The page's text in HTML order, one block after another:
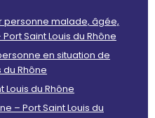
personne malade, âgée,
Saint Louis du Rhône
en situation de
du Rhône
Louis du Rhône
– Port Saint Louis du